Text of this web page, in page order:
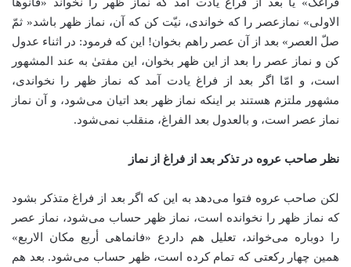
فراغک» یا بعد از فراغ یادت آمد که نماز ظهر را نخواند «فانوها
الاولی» نمازعصر را که خواندی، نیّت کن که آن، نماز ظهر باشد« ثمّ
صلّ العصر» بعد از آن عصر راهم بخوان! این که فرمود: در اثناء عدول
کن و نماز عصر را بعد از این ظهر بخوان، این مفتیٰ به عند المشهور
است، و امّا اگر بعد از فراغ یادت آمد که نماز ظهر را نخواندی،
مشهور ملتزم هستند بر اینکه نماز ظهر بعد اتیان می‌شود، و آن نماز
نماز عصر است، و بالعدول بعد الفراغ، منقلب نمی‌شود.
نظر صاحب عروه در تذکر بعد از فراغ از نماز
لکن صاحب عروه فتوا می‌دهد به این که اگر بعد از فراغ متذکر بشود
که نماز ظهر را نخوانده است، نماز ظهر حساب می‌شود، نماز عصر
را دوباره می‌خواند، تعلیل هم داردع «فانماهی أربع مکان الاربع»
همین چهار رکعتی که تمام کرده است، ظهر حساب می‌شود. بعد هم